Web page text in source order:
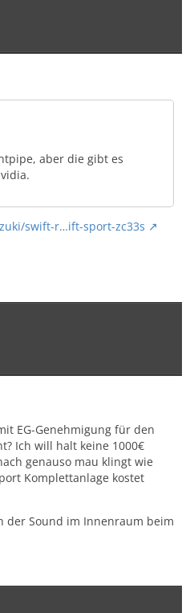
aber die gibt es
swift-r…ift-sport-zc33s
EG-Genehmigung für den
Ich will halt keine 1000€
genauso mau klingt wie
Komplettanlage kostet
der Sound im Innenraum beim